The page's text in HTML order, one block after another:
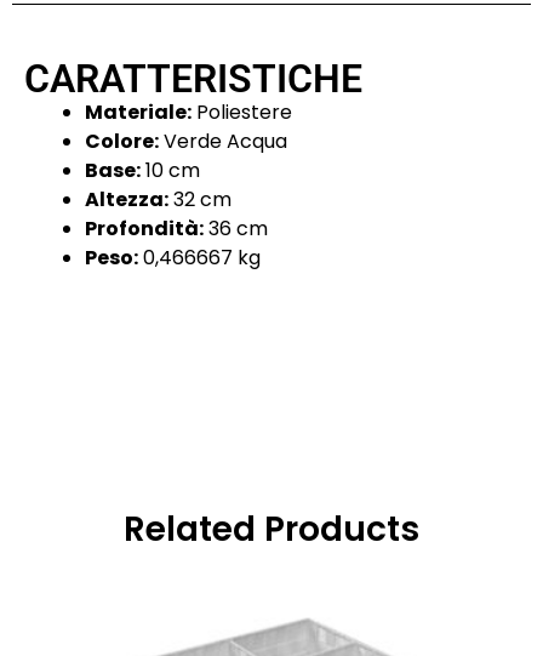
CARATTERISTICHE
Materiale: Poliestere
Colore:Verde Acqua
Base:10 cm
Altezza:32 cm
Profondità:36 cm
Peso:0,466667 kg
Related Products